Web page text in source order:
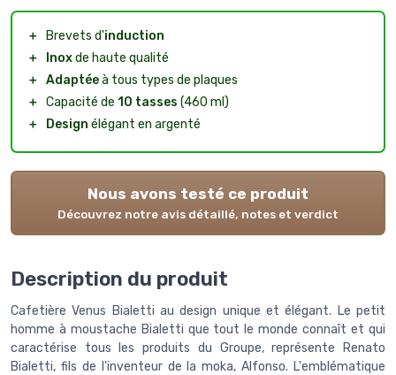
＋ Brevets d'induction
＋
Inoxde haute qualité
＋ Adaptéeà tous types de plaques
＋ Capacité de 10 tasses (460 ml)
＋
Design élégant en argenté
Nous avons testé ce produit
Découvrez notre avis détaillé, notes et verdict
Description du produit
Cafetière Venus Bialetti au design unique et élégant. Le petit
homme à moustache Bialetti que tout le monde connaît et qui
caractérise tous les produits du Groupe, représente Renato
Bialetti, fils de l'inventeur de la moka, Alfonso. L'emblématique